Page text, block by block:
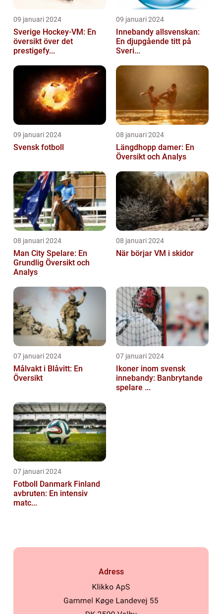
09 januari 2024
Sverige Hockey-VM: En
översikt över det
prestigefy...
09 januari 2024
Innebandy allsvenskan:
En djupgående titt på
Sveri...
09 januari 2024
Svensk fotboll
08 januari 2024
Längdhopp damer: En
Översikt och Analys
08 januari 2024
Man City Spelare: En
Grundlig Översikt och
Analys
08 januari 2024
När börjar VM i skidor
07 januari 2024
Målvakt i Blåvitt: En
Översikt
07 januari 2024
Ikoner inom svensk
innebandy: Banbrytande
spelare ...
07 januari 2024
Fotboll Danmark Finland
avbruten: En intensiv
matc...
Adress